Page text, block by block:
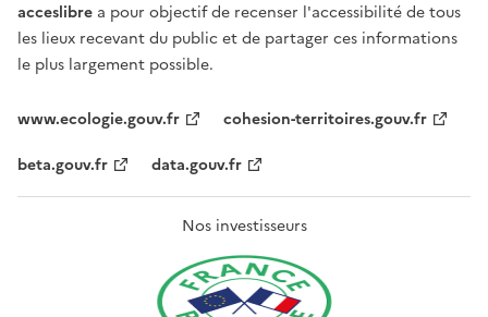
acceslibre a pour objectif de recenser l'accessibilité de tous
les lieux recevant du public et de partager ces informations
le plus largement possible.
www.ecologie.gouv.fr
cohesion-territoires.gouv.fr
beta.gouv.fr
data.gouv.fr
Nos investisseurs